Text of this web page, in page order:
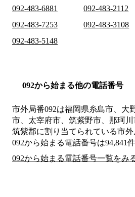
092-483-6881
092-483-2112
092-483-7253
092-483-3108
092-483-5148
092から始まる他の電話番号
市外局番092は福岡県糸島市、大
市、太宰府市、筑紫野市、那珂川
筑紫郡に割り当てられている市外
092から始まる電話番号は94,841
092から始まる電話番号一覧をみ